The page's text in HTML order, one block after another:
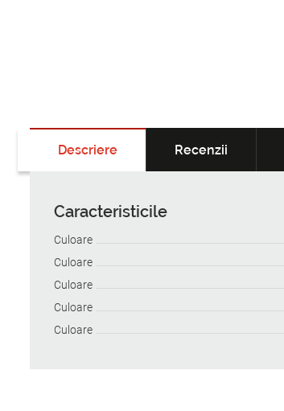
Descriere Recenzii
Caracteristicile
Culoare
Culoare
Culoare
Culoare
Culoare